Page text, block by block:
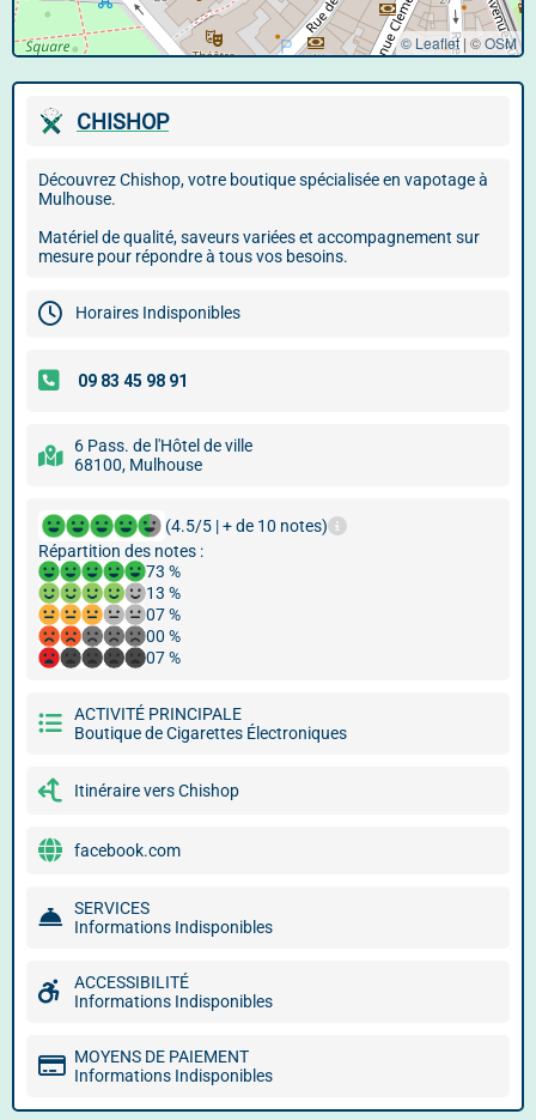
© Leaflet | ©OSM
CHISHOP
Découvrez Chishop, votre boutique spécialisée en vapotage à
Mulhouse.
Matériel de qualité, saveurs variées et accompagnement sur
mesure pour répondre à tous vos besoins.
Horaires Indisponibles
6 Pass. de l'Hôtel de ville
68100, Mulhouse
(4.5/5 | + de 10 notes)
Répartition des notes :
73 %
13 %
07 %
00 %
07 %
ACTIVITÉ PRINCIPALE
Boutique de Cigarettes Électroniques
Itinéraire vers Chishop
facebook.com
SERVICES
Informations Indisponibles
ACCESSIBILITÉ
Informations Indisponibles
MOYENS DE PAIEMENT
Informations Indisponibles